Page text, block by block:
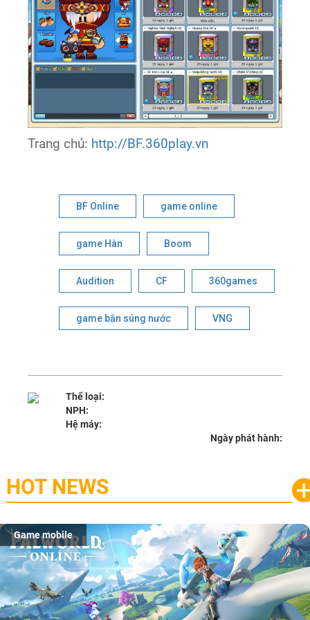
Trang chủ: http://BF.360play.vn
BF Online game online
game Hàn Boom
Audition CF 360games
game bắn súng nước VNG
Thể loại:
NPH:
Hệ máy:
Ngày phát hành:
HOT NEWS
Game mobile